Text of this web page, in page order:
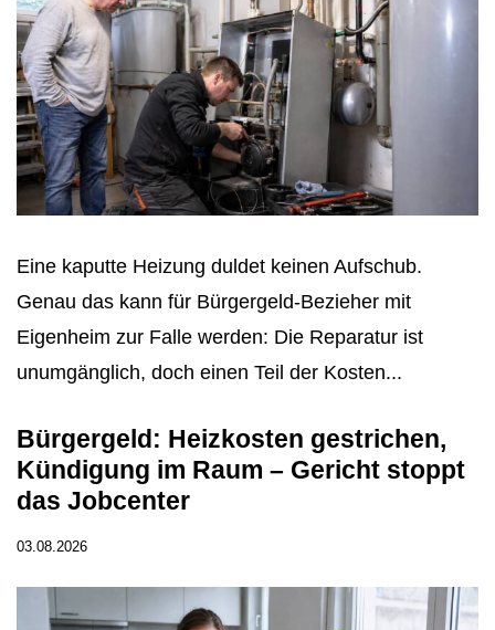
Eine kaputte Heizung duldet keinen Aufschub.
Genau das kann für Bürgergeld-Bezieher mit
Eigenheim zur Falle werden: Die Reparatur ist
unumgänglich, doch einen Teil der Kosten...
Bürgergeld: Heizkosten gestrichen,
Kündigung im Raum – Gericht stoppt
das Jobcenter
03.08.2026